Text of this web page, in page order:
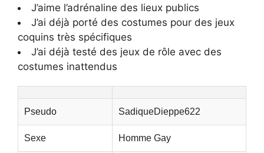
J’aime l’adrénaline des lieux publics
J’ai déjà porté des costumes pour des jeux
coquins très spécifiques
J’ai déjà testé des jeux de rôle avec des
costumes inattendus
Pseudo SadiqueDieppe622
Sexe Homme Gay